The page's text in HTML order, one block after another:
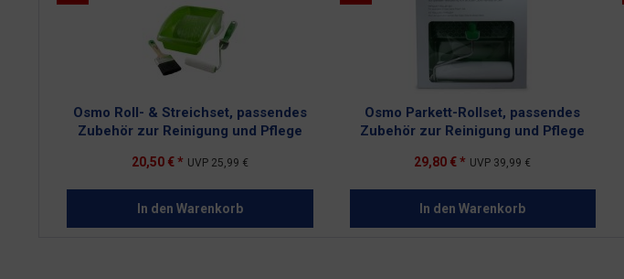
Osmo Roll- & Streichset, passendes
Zubehör zur Reinigung und Pflege
20,50 € * UVP 25,99 €
In den Warenkorb
Osmo Parkett-Rollset, passendes
Zubehör zur Reinigung und Pflege
29,80 € * UVP 39,99 €
In den Warenkorb